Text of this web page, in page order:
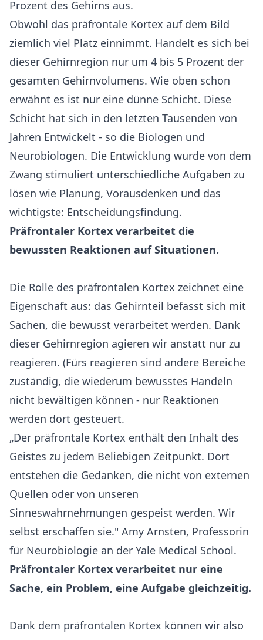
Prozent des Gehirns aus.
Obwohl das präfrontale Kortex auf dem Bild
ziemlich viel Platz einnimmt. Handelt es sich bei
dieser Gehirnregion nur um 4 bis 5 Prozent der
gesamten Gehirnvolumens. Wie oben schon
erwähnt es ist nur eine dünne Schicht. Diese
Schicht hat sich in den letzten Tausenden von
Jahren Entwickelt - so die Biologen und
Neurobiologen. Die Entwicklung wurde von dem
Zwang stimuliert unterschiedliche Aufgaben zu
lösen wie Planung, Vorausdenken und das
wichtigste: Entscheidungsfindung.
Präfrontaler Kortex verarbeitet die
bewussten Reaktionen auf Situationen.
Die Rolle des präfrontalen Kortex zeichnet eine
Eigenschaft aus: das Gehirnteil befasst sich mit
Sachen, die bewusst verarbeitet werden. Dank
dieser Gehirnregion agieren wir anstatt nur zu
reagieren. (Fürs reagieren sind andere Bereiche
zuständig, die wiederum bewusstes Handeln
nicht bewältigen können - nur Reaktionen
werden dort gesteuert.
„Der präfrontale Kortex enthält den Inhalt des
Geistes zu jedem Beliebigen Zeitpunkt. Dort
entstehen die Gedanken, die nicht von externen
Quellen oder von unseren
Sinneswahrnehmungen gespeist werden. Wir
selbst erschaffen sie." Amy Arnsten, Professorin
für Neurobiologie an der Yale Medical School.
Präfrontaler Kortex verarbeitet nur eine
Sache, ein Problem, eine Aufgabe gleichzeitig.
Dank dem präfrontalen Kortex können wir also